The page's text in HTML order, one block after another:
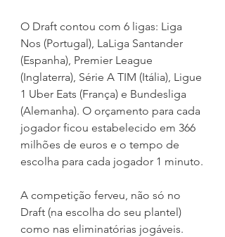
O Draft contou com 6 ligas: Liga
Nos (Portugal), LaLiga Santander
(Espanha), Premier League
(Inglaterra), Série A TIM (Itália), Ligue
1 Uber Eats (França) e Bundesliga
(Alemanha). O orçamento para cada
jogador ficou estabelecido em 366
milhões de euros e o tempo de
escolha para cada jogador 1 minuto.
A competição ferveu, não só no
Draft (na escolha do seu plantel)
como nas eliminatórias jogáveis.